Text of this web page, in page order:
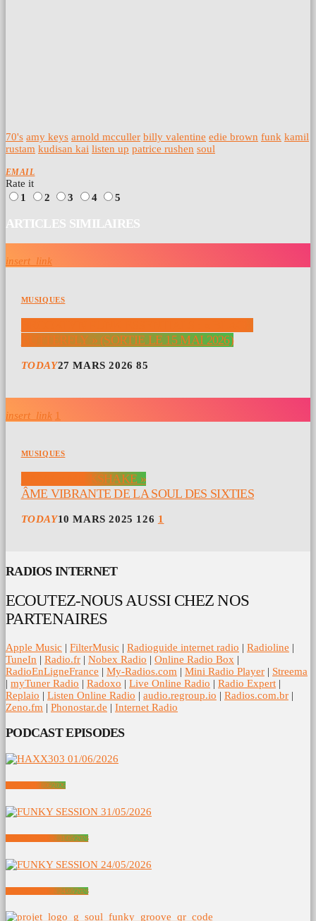
70's amy keys arnold mcculler billy valentine edie brown funk kamil
rustam kudisan kai listen up patrice rushen soul
EMAIL
Rate it
1
2 3 4 5
ARTICLES SIMILAIRES
insert_link
MUSIQUES
BUTTERFLY » (SORTIE LE 15 MAI 2026)
TODAY27 MARS 2026 85
insert_link 1
MUSIQUES
DNVR « MILKSHAKE »
ÂME VIBRANTE DE LA SOUL DES SIXTIES
TODAY10 MARS 2025 126 1
RADIOS INTERNET
ECOUTEZ-NOUS AUSSI CHEZ NOS
PARTENAIRES
Apple Music | FilterMusic | Radioguide internet radio | Radioline |
TuneIn | Radio.fr | Nobex Radio | Online Radio Box |
RadioEnLigneFrance | My-Radios.com | Mini Radio Player | Streema
| myTuner Radio | Radoxo | Live Online Radio | Radio Expert |
Replaio | Listen Online Radio | audio.regroup.io | Radios.com.br |
Zeno.fm | Phonostar.de | Internet Radio
PODCAST EPISODES
HAXX303 01/06/2026
FUNKY SESSION 31/05/2026
FUNKY SESSION 24/05/2026